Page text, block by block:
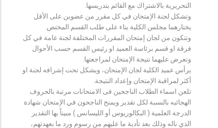
التحريرية بالاشتراك مع القائم بتدريسها.
وتشكل لجنة الإمتحان في كل مقرر من عضوين على الأقل
يختارهما مجلس الكلية بناء على طلب القسم المختص.
وتتكون من لجان إمتحان المقررات المختلفة لجنة عامة في كل
فرقة او قسم برئاسة العميد او رئيس القسم حسب الأحوال
وتعرض عليهما نتيجة الإمتحان لمراجعتها.
يرأس عميد الكلية لجان الإمتحان، ويشكل تحت إشرافه لجنة او
أكثر لمراقبة الإمتحان وإعداد النتيجة.
تلعن اسماء الطلاب الناجحين فى الامتحانات مرتبة بالحروف
الهجائيه بالنسبة لكل تقدير ويمنح الناجحون في الإمتحان شهادة
الدرجة العلمية ( البكالوريوس أو الليسانس ) مبيناً بها التقدير
الذي ناله وذلك بعد تأدية ما عليهم من رسوم ورد ما بعهدتهم،